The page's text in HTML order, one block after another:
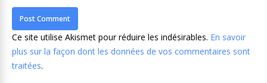
Ce site utilise Akismet pour réduire les indésirables. En savoir
plus sur la façon dont les données de vos commentaires sont
traitées.